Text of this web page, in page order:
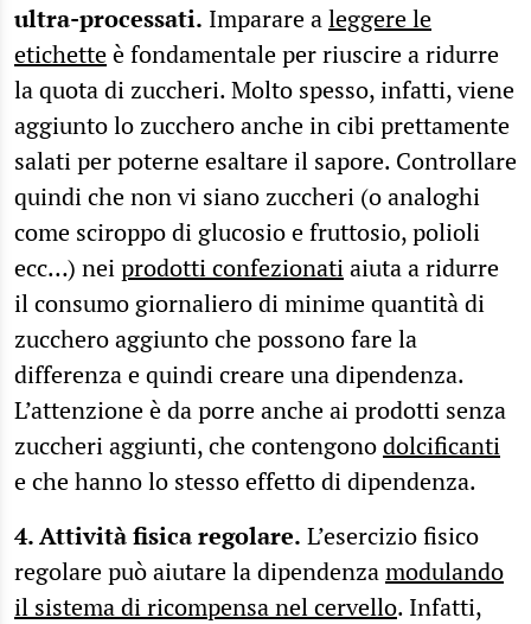
ultra-processati. Imparare aleggere le
etichetteè fondamentale per riuscire a ridurre
la quota di zuccheri. Molto spesso, infatti, viene
aggiunto lo zucchero anche in cibi prettamente
salati per poterne esaltare il sapore. Controllare
quindi che non vi siano zuccheri (o analoghi
come sciroppo di glucosio e fruttosio, polioli
ecc…) neiprodotti confezionatiaiuta a ridurre
il consumo giornaliero di minime quantità di
zucchero aggiunto che possono fare la
differenza e quindi creare una dipendenza.
L’attenzione è da porre anche ai prodotti senza
zuccheri aggiunti, che contengonodolcificanti
e che hanno lo stesso effetto di dipendenza.
4. Attività fisica regolare. L’esercizio fisico
regolare può aiutare la dipendenzamodulando
il sistema di ricompensa nel cervello. Infatti,